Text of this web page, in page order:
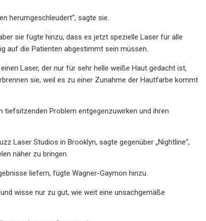
herumgeschleudert“, sagte sie.
sie fügte hinzu, dass es jetzt spezielle Laser für alle
auf die Patienten abgestimmt sein müssen.
Laser, der nur für sehr helle weiße Haut gedacht ist,
sie, weil es zu einer Zunahme der Hautfarbe kommt
Problem entgegenzuwirken und ihren
Laser Studios in Brooklyn, sagte gegenüber „Nightline“,
näher zu bringen.
liefern, fügte Wagner-Gaymon hinzu.
wisse nur zu gut, wie weit eine unsachgemäße